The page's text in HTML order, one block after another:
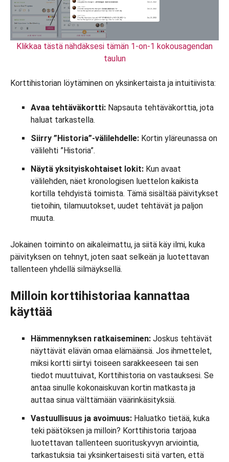
Klikkaa tästä nähdäksesi tämän 1-on-1 kokousagendan
taulun
Korttihistorian löytäminen on yksinkertaista ja intuitiivista:
Avaa tehtäväkortti: Napsauta tehtäväkorttia, jota
haluat tarkastella.
Siirry ”Historia”-välilehdelle: Kortin yläreunassa on
välilehti ”Historia”.
Näytä yksityiskohtaiset lokit: Kun avaat
välilehden, näet kronologisen luettelon kaikista
kortilla tehdyistä toimista. Tämä sisältää päivitykset
tietoihin, tilamuutokset, uudet tehtävät ja paljon
muuta.
Jokainen toiminto on aikaleimattu, ja siitä käy ilmi, kuka
päivityksen on tehnyt, joten saat selkeän ja luotettavan
tallenteen yhdellä silmäyksellä.
Milloin korttihistoriaa kannattaa
käyttää
Hämmennyksen ratkaiseminen: Joskus tehtävät
näyttävät elävän omaa elämäänsä. Jos ihmettelet,
miksi kortti siirtyi toiseen sarakkeeseen tai sen
tiedot muuttuivat, Korttihistoria on vastauksesi. Se
antaa sinulle kokonaiskuvan kortin matkasta ja
auttaa sinua välttämään väärinkäsityksiä.
Vastuullisuus ja avoimuus: Haluatko tietää, kuka
teki päätöksen ja milloin? Korttihistoria tarjoaa
luotettavan tallenteen suorituskyvyn arviointia,
tarkastuksia tai yksinkertaisesti sitä varten, että